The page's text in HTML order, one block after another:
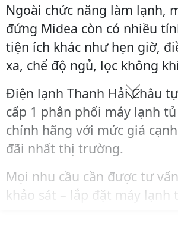
Ngoài chức năng làm lạnh,
đứng Midea còn có nhiều
tiện ích khác như hẹn giờ,
xa, chế độ ngủ, lọc không
Điện lạnh Thanh Hải Châu
cấp 1 phân phối máy lạnh
chính hãng với mức giá
đãi nhất thị trường.
Mọi nhu cầu cần được tư
khảo sát – lắp đặt máy lạnh